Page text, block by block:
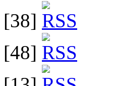
[38]
[48]